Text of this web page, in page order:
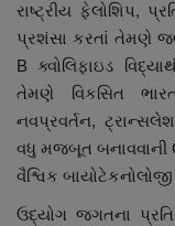
રાષ્ટ્રીય ફેલોશિપ,
પ્રશંસા કરતાં તેમણે
B ક્વોલિફાઇડ
તેમણે વિકસિત
નવપ્રવર્તન,
વધુ મજબૂત બનાવવાની
વૈશ્વિક
ઉદ્યોગ જગતના